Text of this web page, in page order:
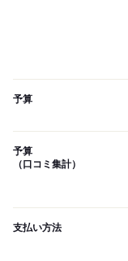
予算
予算
（口コミ集計）
支払い方法